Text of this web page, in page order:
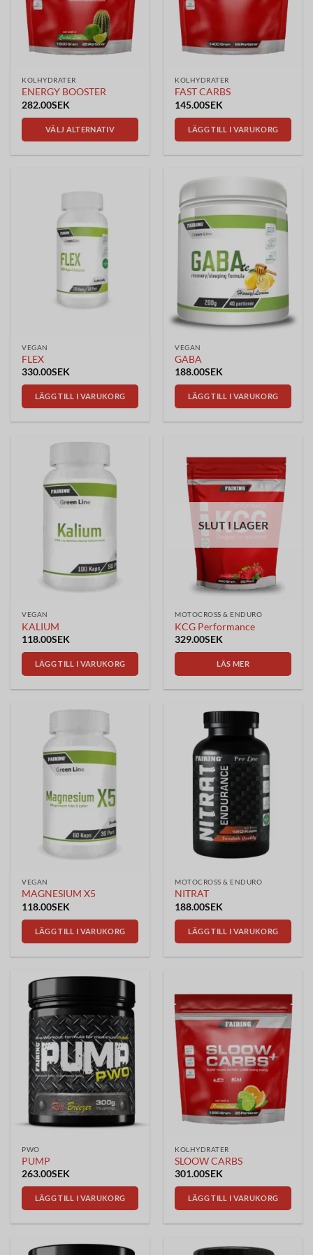
kan
väljas
på
produktsidan
KOLHYDRATER
ENERGY BOOSTER
282.00SEK
VÄLJ ALTERNATIV
varianter.
alternativen
KOLHYDRATER
FAST CARBS
145.00SEK
LÄGG TILL I VARUKORG
VEGAN
FLEX
330.00SEK
LÄGG TILL I VARUKORG
VEGAN
GABA
188.00SEK
LÄGG TILL I VARUKORG
VEGAN
KALIUM
118.00SEK
LÄGG TILL I VARUKORG
SLUT I LAGER
MOTOCROSS & ENDURO
KCG Performance
329.00SEK
LÄS MER
VEGAN
MAGNESIUM X5
118.00SEK
LÄGG TILL I VARUKORG
MOTOCROSS & ENDURO
NITRAT
188.00SEK
LÄGG TILL I VARUKORG
PWO
PUMP
263.00SEK
LÄGG TILL I VARUKORG
KOLHYDRATER
SLOOW CARBS
301.00SEK
LÄGG TILL I VARUKORG